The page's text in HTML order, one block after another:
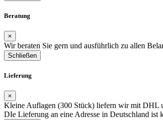
Beratung
×
Wir beraten Sie gern und ausführlich zu allen
Schließen
Lieferung
×
Kleine Auflagen (300 Stück) liefern wir mit DHL
DIe Lieferung an eine Adresse in Deutschland ist